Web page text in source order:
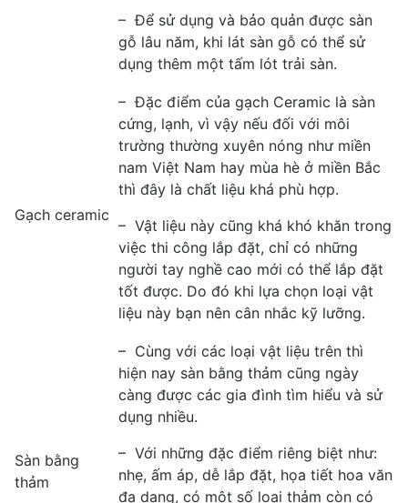
– Để sử dụng và bảo quản được sàn
gỗ lâu năm, khi lát sàn gỗ có thể sử
dụng thêm một tấm lót trải sàn.
Gạch ceramic
– Đặc điểm của gạch Ceramic là sàn
cứng, lạnh, vì vậy nếu đối với môi
trường thường xuyên nóng như miền
nam Việt Nam hay mùa hè ở miền Bắc
thì đây là chất liệu khá phù hợp.
– Vật liệu này cũng khá khó khăn trong
việc thi công lắp đặt, chỉ có những
người tay nghề cao mới có thể lắp đặt
tốt được. Do đó khi lựa chọn loại vật
liệu này bạn nên cân nhắc kỹ lưỡng.
Sàn bằng
thảm
– Cùng với các loại vật liệu trên thì
hiện nay sàn bằng thảm cũng ngày
càng được các gia đình tìm hiểu và sử
dụng nhiều.
– Với những đặc điểm riêng biệt như:
nhẹ, ấm áp, dễ lắp đặt, họa tiết hoa văn
đa dạng, có một số loại thảm còn có